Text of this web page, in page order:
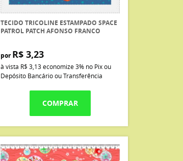
TECIDO TRICOLINE ESTAMPADO SPACE
PATROL PATCH AFONSO FRANCO
por R$ 3,23
à vista R$ 3,13economize3% no Pix ou
Depósito Bancário ou Transferência
COMPRAR